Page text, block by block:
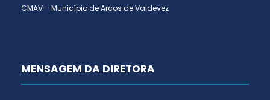
CMAV – Município de Arcos de Valdevez
MENSAGEM DA DIRETORA